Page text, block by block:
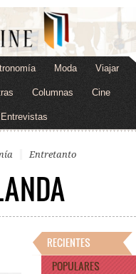
Moda Viajar
Columnas Cine
Entrevistas
Entretanto
RECIENTES
POPULARES